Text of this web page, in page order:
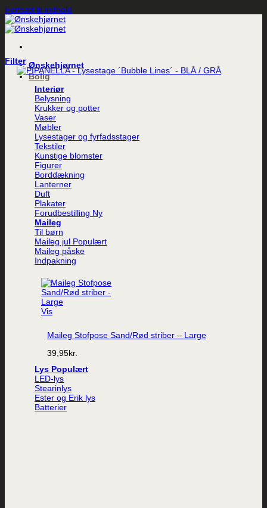
Fortsæt til indhold
Ønskehjørnet
Bolig
Interiør
Belysning
Krukker og potter
Vaser
Møbler
Lysestager og fyrfadsstager
Tekstiler
Kunstige blomster
Figurer
Borddækning
Lanterner
Duft
Plakater
Forudbestilling
Maileg
Til børn
Maileg jul
Maileg påske
Indpakning
Vis
Maileg Stofpose Sand/Rød striber – Large
39,95kr.
Lys
LED-lys
Stearinlys
Ester og Erik lys
Batterier
Filter